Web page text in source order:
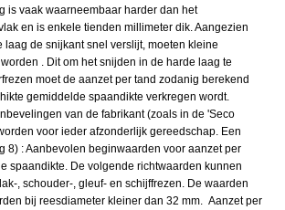
is vaak waarneembaar harder dan het
en is enkele tienden millimeter dik. Aangezien
laag de snijkant snel verslijt, moeten kleine
. Dit om het snijden in de harde laag te
moet de aanzet per tand zodanig berekend
gemiddelde spaandikte verkregen wordt.
van de fabrikant (zoals in de 'Seco
voor ieder afzonderlijk gereedschap. Een
8) : Aanbevolen beginwaarden voor aanzet per
spaandikte. De volgende richtwaarden kunnen
, schouder-, gleuf- en schijffrezen. De waarden
bij reesdiameter kleiner dan 32 mm. Aanzet per